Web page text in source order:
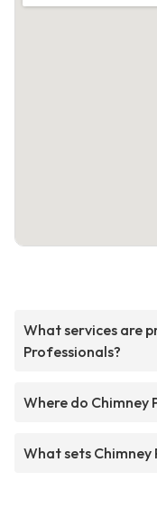
What services are
Professionals?
Where do Chimney
What sets